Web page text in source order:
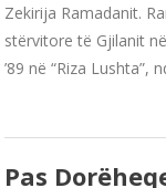
Zekirija Ramadanit.
stërvitore të Gjilanit
’89 në “Riza
Pas